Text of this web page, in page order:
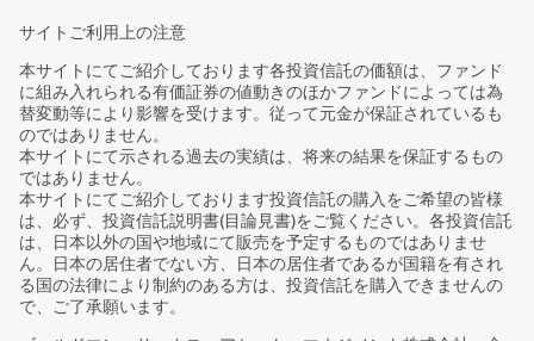
サイトご利用上の注意
本サイトにてご紹介しております各投資信託の価額は、ファンド
に組み入れられる有価証券の値動きのほかファンドによっては為
替変動等により影響を受けます。従って元金が保証されているも
のではありません。
本サイトにて示される過去の実績は、将来の結果を保証するもの
ではありません。
本サイトにてご紹介しております投資信託の購入をご希望の皆様
は、必ず、投資信託説明書(目論見書)をご覧ください。各投資信託
は、日本以外の国や地域にて販売を予定するものではありませ
ん。日本の居住者でない方、日本の居住者であるが国籍を有され
る国の法律により制約のある方は、投資信託を購入できませんの
で、ご了承願います。